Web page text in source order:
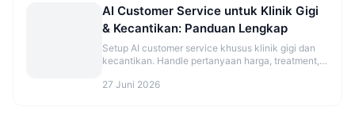
AI Customer Service untuk Klinik Gigi
& Kecantikan: Panduan Lengkap
Setup AI customer service khusus klinik gigi dan
kecantikan. Handle pertanyaan harga, treatment,
27 Juni 2026